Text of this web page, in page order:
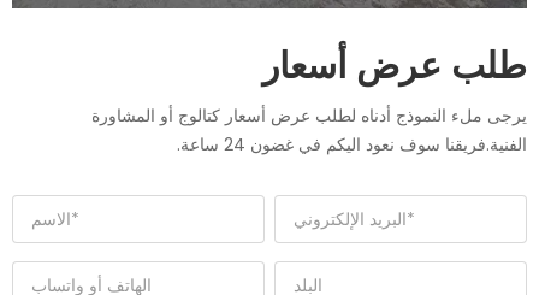
طلب عرض أسعار
يرجى ملء النموذج أدناه لطلب عرض أسعار كتالوج أو المشاورة
الفنية.فريقنا سوف نعود اليكم في غضون 24 ساعة.